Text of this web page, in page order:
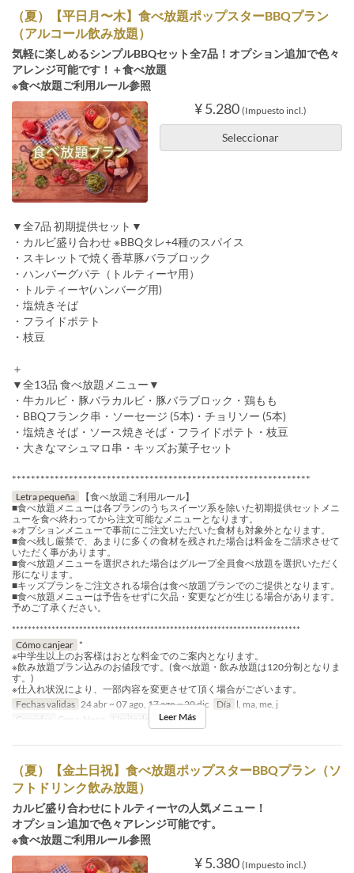
（夏）【平日月〜木】食べ放題ポップスターBBQプラン
（アルコール飲み放題）
気軽に楽しめるシンプルBBQセット全7品！オプション追加で色々
アレンジ可能です！＋食べ放題
※食べ放題ご利用ルール参照
¥ 5.280 (Impuesto incl.)
Seleccionar
▼全7品 初期提供セット▼
・カルビ盛り合わせ ※BBQタレ+4種のスパイス
・スキレットで焼く香草豚バラブロック
・ハンバーグパテ（トルティーヤ用）
・トルティーヤ(ハンバーグ用)
・塩焼きそば
・フライドポテト
・枝豆
＋
▼全13品 食べ放題メニュー▼
・牛カルビ・豚バラカルビ・豚バラブロック・鶏もも
・BBQフランク串・ソーセージ (5本)・チョリソー (5本)
・塩焼きそば・ソース焼きそば・フライドポテト・枝豆
・大きなマシュマロ串・キッズお菓子セット
***************************************************************
Letra pequeña
【食べ放題ご利用ルール】
■食べ放題メニューは各プランのうちスイーツ系を除いた初期提供セットメニ
ューを食べ終わってから注文可能なメニューとなります。
※オプションメニューで事前にご注文いただいた食材も対象外となります。
■食べ残し厳禁で、あまりに多くの食材を残された場合は料金をご請求させて
いただく事があります。
■食べ放題メニューを選択された場合はグループ全員食べ放題を選択いただく
形になります。
■キッズプランをご注文される場合は食べ放題プランでのご提供となります。
■食べ放題メニューは予告をせずに欠品・変更などが生じる場合があります。
予めご了承ください。
*************************************************************************
Cómo canjear *
※中学生以上のお客様はおとな料金でのご案内となります。
※飲み放題プラン込みのお値段です。(食べ放題・飲み放題は120分制となりま
す。)
※仕入れ状況により、一部内容を変更させて頂く場合がございます。
Fechas validas 24 abr ~ 07 ago, 17 ago ~ 20 dic Día l, ma, me, j
Comidas
Cena, Noce Límite de pedido 2 ~
Leer Más
（夏）【金土日祝】食べ放題ポップスターBBQプラン（ソ
フトドリンク飲み放題）
カルビ盛り合わせにトルティーヤの人気メニュー！
オプション追加で色々アレンジ可能です。
※食べ放題ご利用ルール参照
¥ 5.380 (Impuesto incl.)